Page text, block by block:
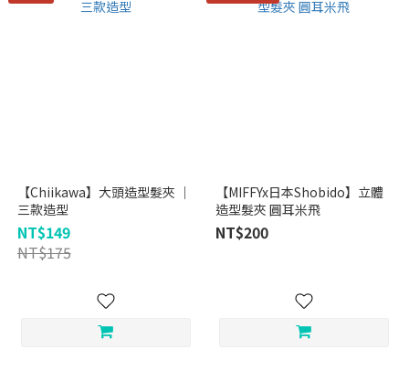
【Chiikawa】大頭造型髮夾 ｜
三款造型
NT$149
NT$175
【MIFFYx日本Shobido】立體
造型髮夾 圓耳米飛
NT$200